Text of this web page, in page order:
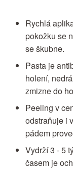
Rychlá
pokožku se
se škubne.
Pasta je
holení,
zmizne do
Peeling v
odstraňuje i
pádem
Vydrží 3 - 5
časem je